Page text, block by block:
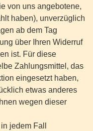
von uns angebotene,
haben), unverzüglich
ab dem Tag
über Ihren Widerruf
ist. Für diese
Zahlungsmittel, das
eingesetzt haben,
etwas anderes
wegen dieser
jedem Fall